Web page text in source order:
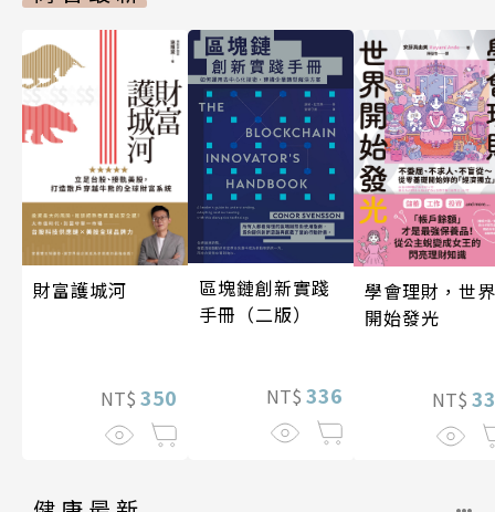
財富護城河
NT$ 350
區塊鏈創新實踐
手冊（二版）
NT$ 336
學會理財，世界
開始發光
NT$